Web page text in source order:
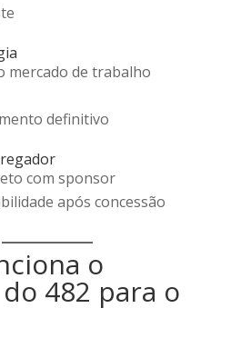
mercado de trabalho
definitivo
com sponsor
após concessão
o
482 para o